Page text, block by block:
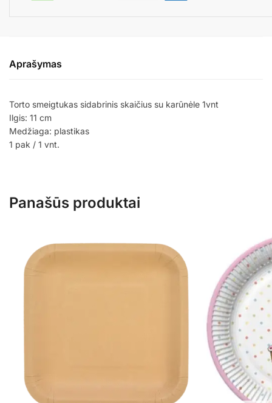
Aprašymas
Torto smeigtukas sidabrinis skaičius su karūnėle 1vnt
Ilgis: 11 cm
Medžiaga: plastikas
1 pak / 1 vnt.
Panašūs produktai